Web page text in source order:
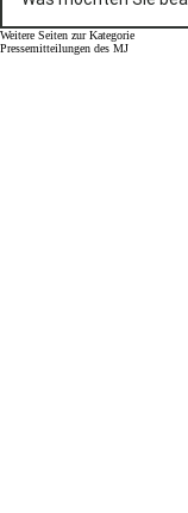
Weitere Seiten zur Kategorie
Pressemitteilungen des MJ